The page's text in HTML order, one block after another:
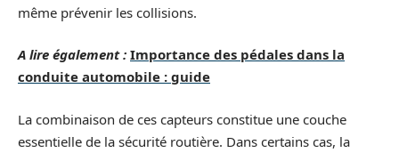
même prévenir les collisions.
A lire également : Importance des pédales dans la
conduite automobile : guide
La combinaison de ces capteurs constitue une couche
essentielle de la sécurité routière. Dans certains cas, la